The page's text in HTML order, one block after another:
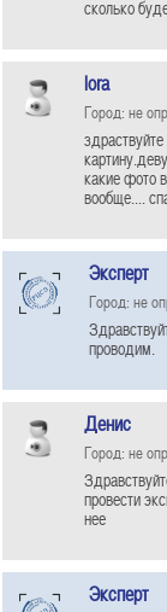
сколько
lora
Город: не
какие фото
вообще....
Эксперт
Город: не
проводим.
Денис
Город: не
провести
нее
Эксперт